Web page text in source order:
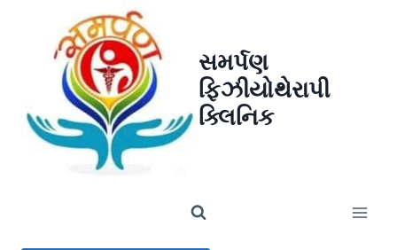
સમર્પણ
ફિઝીયોથેરાપી
ક્લિનિક